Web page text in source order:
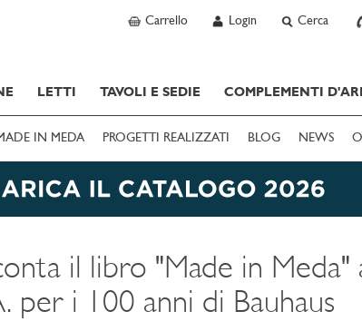
Carrello Login Cerca
LETTI TAVOLI E SEDIE COMPLEMENTI
IN MEDA PROGETTI REALIZZATI BLOG NEWS
il libro "Made in Meda"
per i 100 anni di Bauhaus